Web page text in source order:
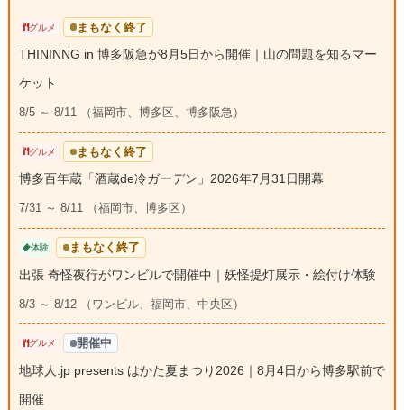
グルメ まもなく終了
THININNG in 博多阪急が8月5日から開催｜山の問題を知るマー
ケット
8/5 ～ 8/11 （福岡市、博多区、博多阪急）
グルメ まもなく終了
博多百年蔵「酒蔵de冷ガーデン」2026年7月31日開幕
7/31 ～ 8/11 （福岡市、博多区）
体験 まもなく終了
出張 奇怪夜行がワンビルで開催中｜妖怪提灯展示・絵付け体験
8/3 ～ 8/12 （ワンビル、福岡市、中央区）
グルメ 開催中
地球人.jp presents はかた夏まつり2026｜8月4日から博多駅前で
開催